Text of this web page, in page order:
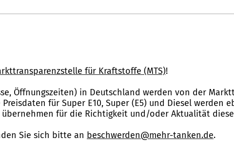
für Kraftstoffe (MTS)!
Öffnungszeiten) in Deutschland werden von der
für Super E10, Super (E5) und Diesel werden
für die Richtigkeit und/oder Aktualität
Sie sich bitte an beschwerden@mehr-tanken.de.